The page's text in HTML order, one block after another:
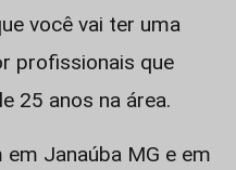
você vai ter uma
profissionais que
25 anos na área.
Janaúba MG e em